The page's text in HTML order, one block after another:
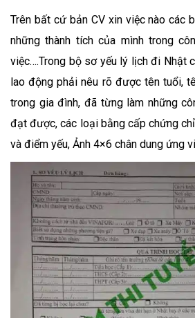
Trên bất cứ bản CV xin việc nào các
những thành tích của mình trong
việc….Trong bộ sơ yếu lý lịch đi Nhật
lao động phải nêu rõ được tên tuổi,
trong gia đình, đã từng làm những
đạt được, các loại bằng cấp chứng
và điểm yếu, Ảnh 4×6 chân dung ứng